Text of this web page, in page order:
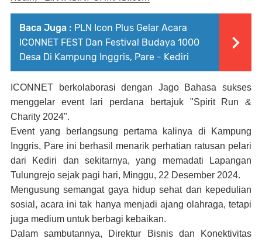
Baca Juga : PLN Icon Plus Gelar Acara
ICONNET FEST Dan Festival Budaya 1000
Desa Di Kampung Inggris, Pare - Kediri
ICONNET berkolaborasi dengan Jago Bahasa sukses
menggelar event lari perdana bertajuk "Spirit Run &
Charity 2024".
Event yang berlangsung pertama kalinya di Kampung
Inggris, Pare ini berhasil menarik perhatian ratusan pelari
dari Kediri dan sekitarnya, yang memadati Lapangan
Tulungrejo sejak pagi hari, Minggu, 22 Desember 2024.
Mengusung semangat gaya hidup sehat dan kepedulian
sosial, acara ini tak hanya menjadi ajang olahraga, tetapi
juga medium untuk berbagi kebaikan.
Dalam sambutannya, Direktur Bisnis dan Konektivitas